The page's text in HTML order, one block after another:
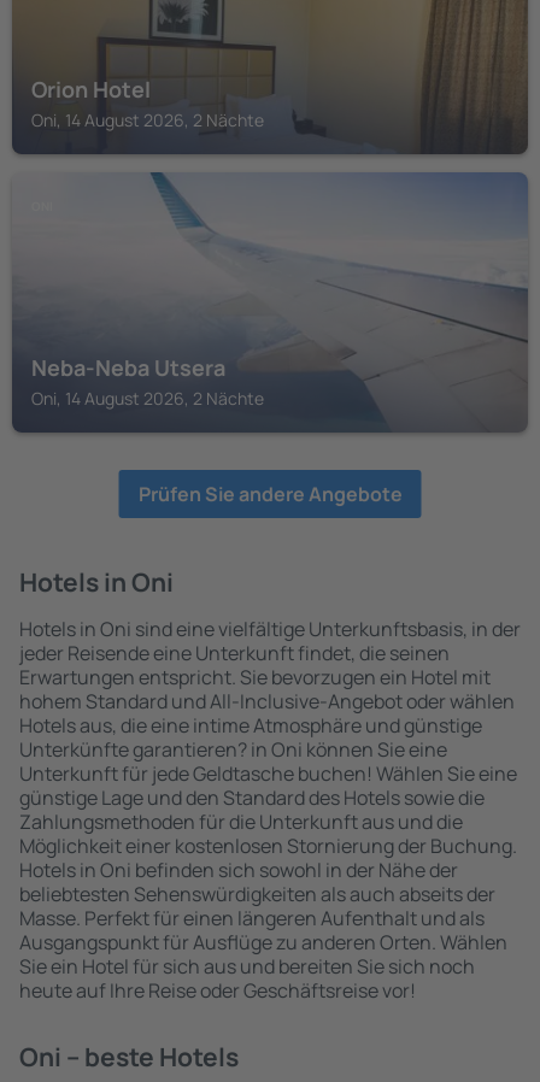
Orion Hotel
Oni, 14 August 2026, 2 Nächte
Neba-Neba Utsera
Oni, 14 August 2026, 2 Nächte
Prüfen Sie andere Angebote
Hotels in Oni
Hotels in Oni sind eine vielfältige Unterkunftsbasis, in der
jeder Reisende eine Unterkunft findet, die seinen
Erwartungen entspricht. Sie bevorzugen ein Hotel mit
hohem Standard und All-Inclusive-Angebot oder wählen
Hotels aus, die eine intime Atmosphäre und günstige
Unterkünfte garantieren? in Oni können Sie eine
Unterkunft für jede Geldtasche buchen! Wählen Sie eine
günstige Lage und den Standard des Hotels sowie die
Zahlungsmethoden für die Unterkunft aus und die
Möglichkeit einer kostenlosen Stornierung der Buchung.
Hotels in Oni befinden sich sowohl in der Nähe der
beliebtesten Sehenswürdigkeiten als auch abseits der
Masse. Perfekt für einen längeren Aufenthalt und als
Ausgangspunkt für Ausflüge zu anderen Orten. Wählen
Sie ein Hotel für sich aus und bereiten Sie sich noch
heute auf Ihre Reise oder Geschäftsreise vor!
Oni – beste Hotels